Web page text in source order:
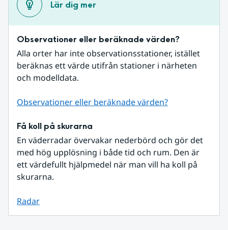
Lär dig mer
Observationer eller beräknade värden?
Alla orter har inte observationsstationer, istället
beräknas ett värde utifrån stationer i närheten
och modelldata.
Observationer eller beräknade värden?
Få koll på skurarna
En väderradar övervakar nederbörd och gör det
med hög upplösning i både tid och rum. Den är
ett värdefullt hjälpmedel när man vill ha koll på
skurarna.
Radar